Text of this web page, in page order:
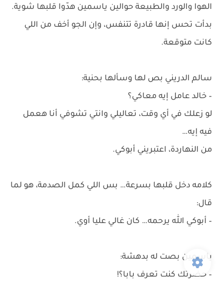
الهوا والورد والطبيعة حوالين ياسمين هدّوا قلبها شوية.
بدأت تحس إنها قادرة تتنفس، وإن الجو أخف من اللي
كانت متوقعة.
سالم الدريني بص لها وسألها بحنية:
– خالد عامل إيه معاكي؟
لو زعلك في أي وقت، تعاليلي وانتي تشوفي أنا هعمل
فيه إيه…
من النهاردة، اعتبريني أبوكي.
كلامه دخل قلبها بسرعة… بس اللي كمل الصدمة، هو لما
قال:
– أبوكي الله يرحمه… كان غالي عليا أوي.
ياسمين بصت له بدهشة:
– حضرتك كنت تعرف بابا؟!